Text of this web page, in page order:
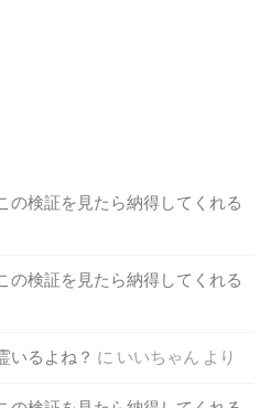
の検証を見たら納得してくれる
の検証を見たら納得してくれる
いるよね？ に いいちゃん より